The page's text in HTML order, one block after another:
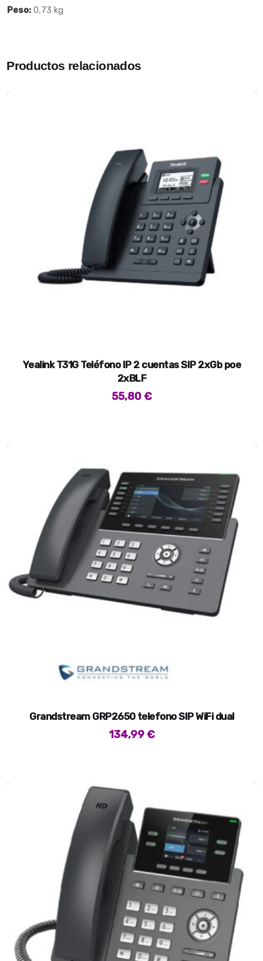
Peso: 0,73 kg
Productos relacionados
Yealink T31G Teléfono IP 2 cuentas SIP 2xGb poe
2xBLF
55,80€
Grandstream GRP2650 telefono SIP WiFi dual
134,99€